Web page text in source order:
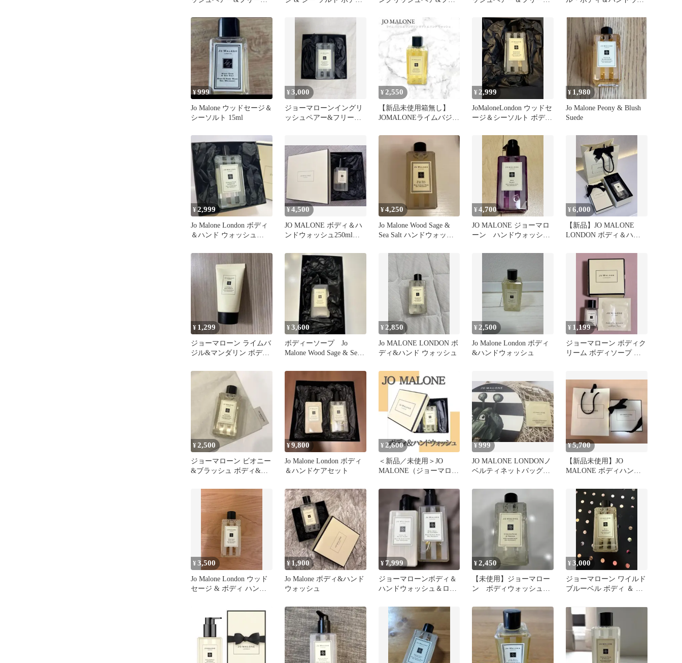
ッシュ
シュ
¥999
Jo Malone ウッドセージ＆
シーソルト 15ml
¥3,000
ジョーマローンイングリ
ッシュペアー&フリージ
¥2,550
【新品未使用箱無し】
JOMALONEライムバジル
ウォッシュ
¥ 2,999
JoMaloneLondon ウッドセ
ージ＆シーソルト ボディ
¥ 1,980
Jo Malone Peony & Blush
Suede
¥2,999
Jo Malone London ボディ
＆ハンド ウォッシュ
¥4,500
JO MALONE ボディ＆ハ
ンドウォッシュ250mlギ
¥4,250
Jo Malone Wood Sage &
Sea Salt ハンドウォッシ
¥4,700
JO MALONE ジョーマロ
ーン ハンドウォッシ
¥6,000
【新品】JO MALONE
LONDON ボディ＆ハン
¥ 1,299
ジョーマローン ライムバ
ジル&マンダリン ボディ
¥3,600
ボディーソープ Jo
Malone Wood Sage & Sea
¥2,850
Jo MALONE LONDON ボ
ディ&ハンド ウォッシュ
¥2,500
Jo Malone London ボディ
&ハンドウォッシュ
¥ 1,199
ジョーマローン ボディク
リーム ボディソープ サ
¥2,500
ジョーマローン ビオニー
&ブラッシュ ボディ&ハ
¥9,800
Jo Malone London ボディ
＆ハンドケアセット
¥ 2,600
＜新品／未使用＞JO
MALONE（ジョーマロー
ッシュ
¥999
JO MALONE LONDONノ
ベルティネットバッグボ
わ
¥5,700
【新品未使用】JO
MALONE ボディハンド
ーム
¥3,500
Jo Malone London ウッド
セージ & ボディ ハンド
¥1,900
Jo Malone ボディ&ハンド
ウォッシュ
¥7,999
ジョーマローンボディ＆
ハンドウォッシュ＆ロー
品 ２種の香り
¥2,450
【未使用】ジョーマロー
ン ボディウォッシュ
ア
¥3,000
ジョーマローン ワイルド
ブルーベル ボディ ＆ ハ